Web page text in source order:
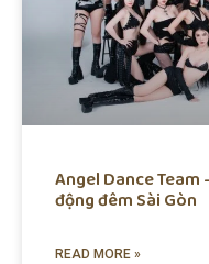
Angel Dance Team
động đêm Sài Gòn
READ MORE »